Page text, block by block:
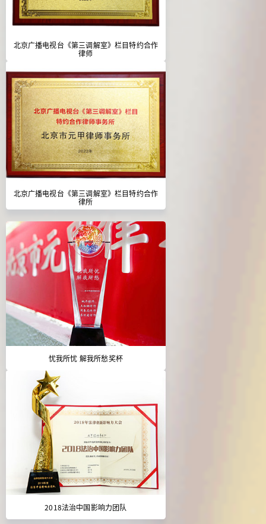
北京广播电视台《第三调解室》栏目特约合作
律师
北京广播电视台《第三调解室》栏目特约合作
律所
忧我所忧 解我所愁奖杯
2018法治中国影响力团队